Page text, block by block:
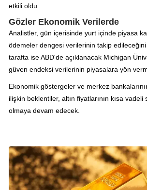
etkili oldu.
Gözler Ekonomik Verilerde
Analistler, gün içerisinde yurt içinde piyasa
ödemeler dengesi verilerinin takip
tarafta ise ABD'de açıklanacak Michigan
güven endeksi verilerinin piyasalara yön
Ekonomik göstergeler ve merkez
ilişkin beklentiler, altın fiyatlarının kısa
olmaya devam edecek.